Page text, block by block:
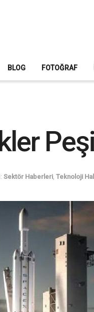
BLOG FOTOĞRAF
Sektör Haberleri, Teknoloji